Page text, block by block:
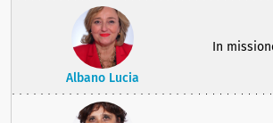
Albano Lucia
In